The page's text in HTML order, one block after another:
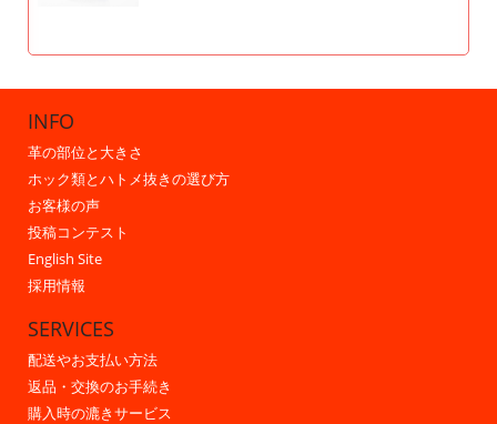
INFO
革の部位と大きさ
ホック類とハトメ抜きの選び方
お客様の声
投稿コンテスト
English Site
採用情報
SERVICES
配送やお支払い方法
返品・交換のお手続き
購入時の漉きサービス